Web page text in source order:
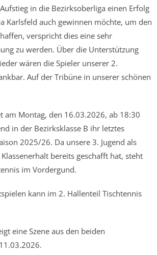
in die Bezirksoberliga einen Erfolg
Karlsfeld auch gewinnen möchte, um den
verspricht dies eine sehr
zu werden. Über die Unterstützung
wären die Spieler unserer 2.
Auf der Tribüne in unserer schönen
am Montag, den 16.03.2026, ab 18:30
in der Bezirksklasse B ihr letztes
2025/26. Da unsere 3. Jugend als
bereits geschafft hat, steht
im Vordergund.
kann im 2. Hallenteil Tischtennis
eine Szene aus den beiden